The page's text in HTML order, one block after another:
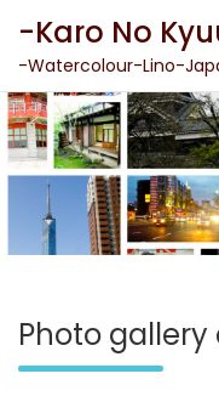
content
-Karo No
-Watercolour-Lino-
Photo